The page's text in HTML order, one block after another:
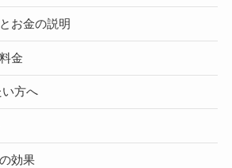
お金の説明
金
方へ
効果